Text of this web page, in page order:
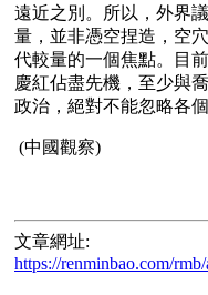
遠近之別。所以，外界
量，並非憑空捏造，空
代較量的一個焦點。目
慶紅佔盡先機，至少與
政治，絕對不能忽略各
文章網址:
https://renminbao.com/